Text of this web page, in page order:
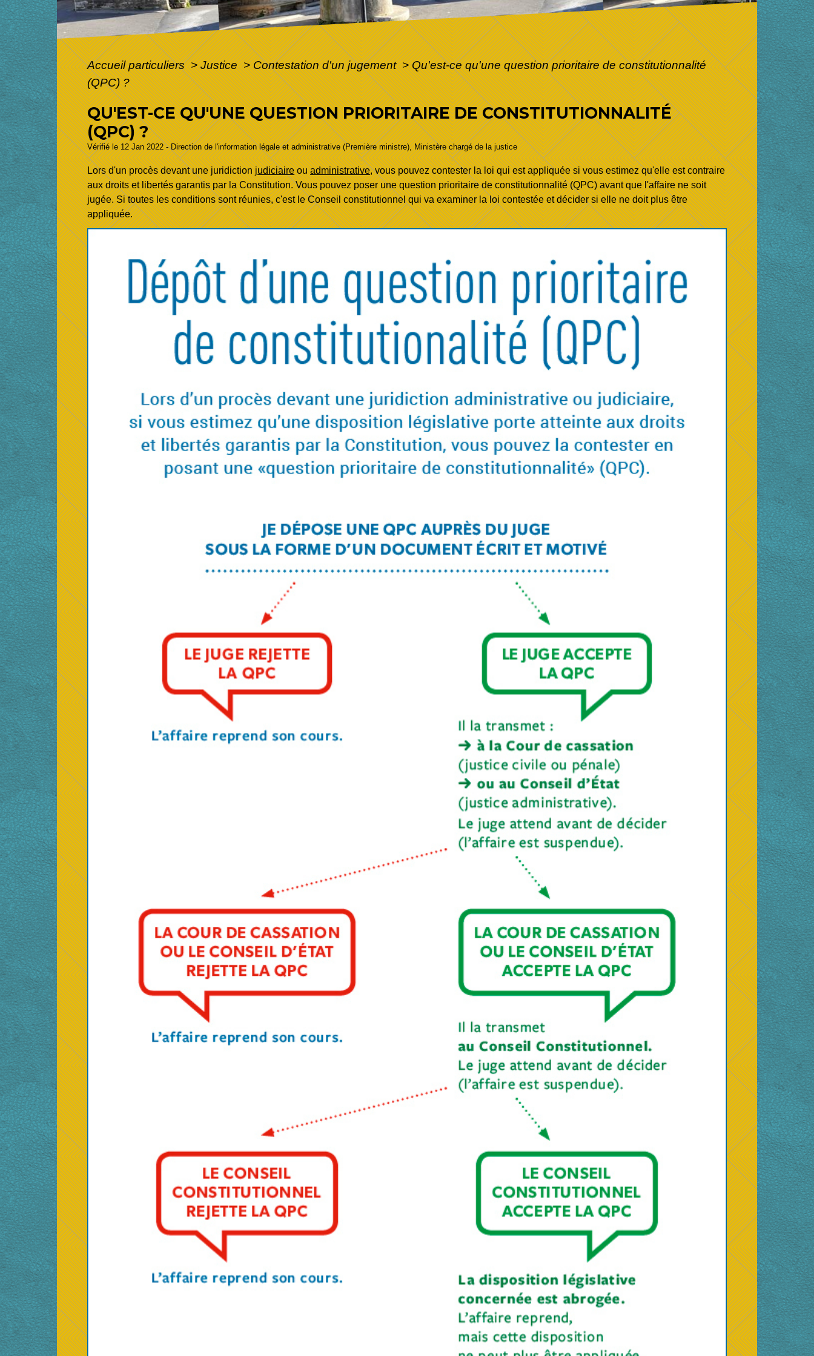
Accueil particuliers> Justice> Contestation d'un jugement> Qu'est-ce qu'une question prioritaire de constitutionnalité
(QPC) ?
QU'EST-CE QU'UNE QUESTION PRIORITAIRE DE CONSTITUTIONNALITÉ
(QPC) ?
Vérifié le 12 Jan 2022 - Direction de l'information légale et administrative (Première ministre), Ministère chargé de la justice
Lors d'un procès devant une juridictionjudiciaireouadministrative, vous pouvez contester la loi qui est appliquée si vous estimez qu'elle est contraire
aux droits et libertés garantis par la Constitution. Vous pouvez poser une question prioritaire de constitutionnalité (QPC) avant que l'affaire ne soit
jugée. Si toutes les conditions sont réunies, c'est le Conseil constitutionnel qui va examiner la loi contestée et décider si elle ne doit plus être
appliquée.